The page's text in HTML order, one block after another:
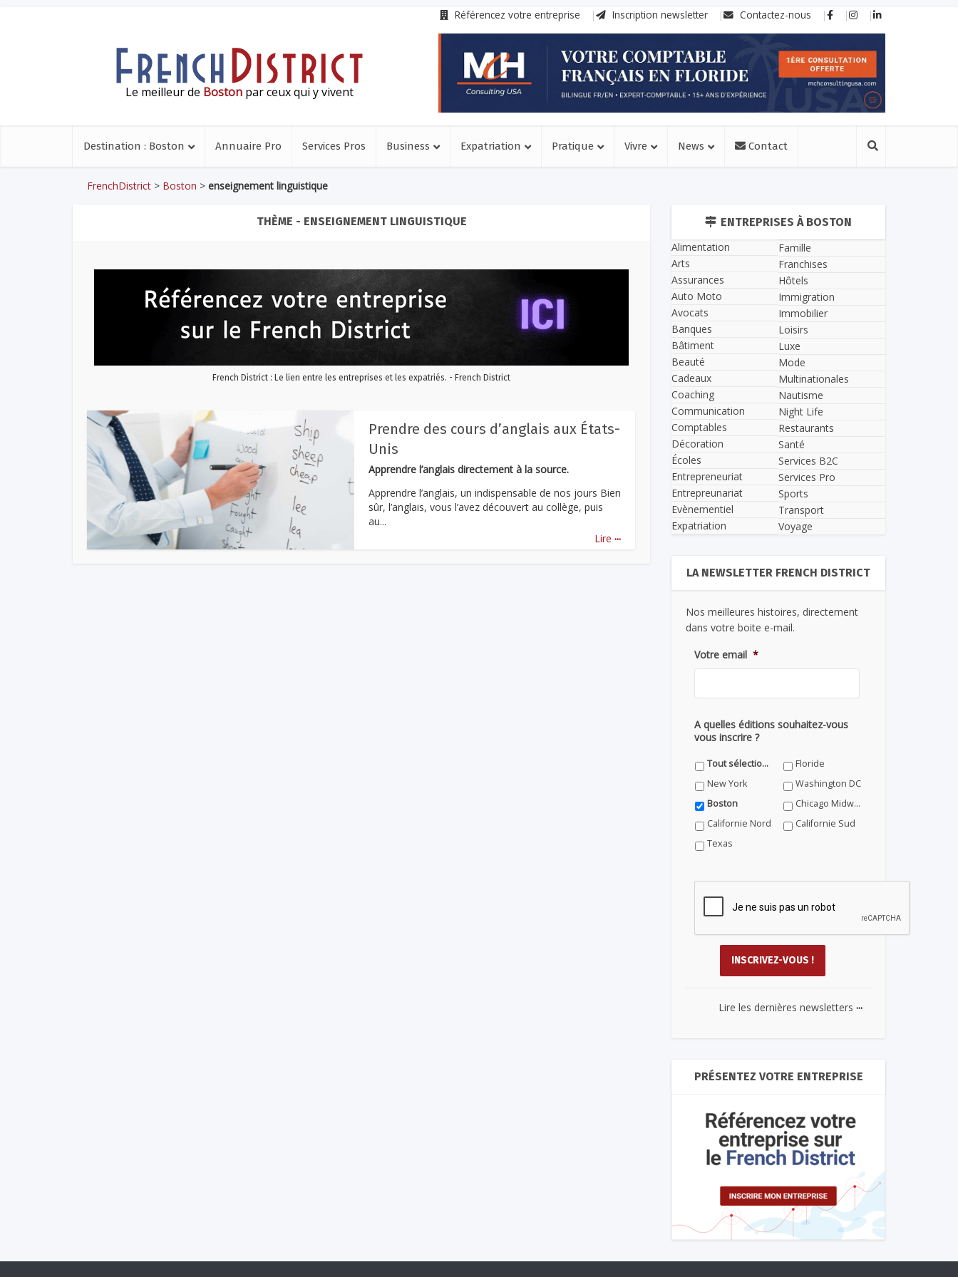
Référencez votre entreprise Inscription newsletter Contactez-nous
Le meilleur de Boston par ceux qui y vivent
Destination : Boston Annuaire Pro Services Pros Business Expatriation Pratique Vivre News Contact
FrenchDistrict > Boston > enseignement linguistique
THÈME - ENSEIGNEMENT LINGUISTIQUE
French District : Le lien entre les entreprises et les expatriés. - French District
Prendre des cours d’anglais aux États-
Unis
Apprendre l’anglais directement à la source.
Apprendre l’anglais, un indispensable de nos jours Bien
sûr, l’anglais, vous l’avez découvert au collège, puis
au...
Lire ...
ENTREPRISES À BOSTON
Alimentation
Arts
Assurances
Auto Moto
Avocats
Banques
Bâtiment
Beauté
Cadeaux
Coaching
Communication
Comptables
Décoration
Écoles
Entrepreneuriat
Entrepreunariat
Evènementiel
Expatriation
Famille
Franchises
Hôtels
Immigration
Immobilier
Loisirs
Luxe
Mode
Multinationales
Nautisme
Night Life
Restaurants
Santé
Services B2C
Services Pro
Sports
Transport
Voyage
LA NEWSLETTER FRENCH DISTRICT
Nos meilleures histoires, directement
dans votre boite e-mail.
Votre email *
A quelles éditions souhaitez-vous
vous inscrire ?
Tout sélectionner
Floride
New York
Washington DC
Boston
Chicago Midwest
Californie Nord
Californie Sud
Texas
Lire les dernières newsletters ...
PRÉSENTEZ VOTRE ENTREPRISE